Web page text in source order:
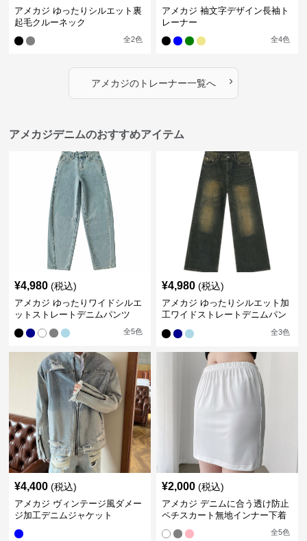
アメカジ ゆったりシルエット裏
起毛クルーネック
全2色
アメカジ 袖文字デザイン長袖ト
レーナー
全4色
アメカジのトレーナー一覧へ ›
アメカジデニムのおすすめアイテム
¥4,980 (税込)
アメカジ ゆったりワイドシルエ
ットストレートデニムパンツ
全5色
¥4,980 (税込)
アメカジ ゆったりシルエット加
工ワイドストレートデニムパン
全3色
¥4,400 (税込)
アメカジ ヴィンテージ風ダメー
ジ加工デニムジャケット
¥2,000 (税込)
アメカジ デニムに合う透け防止
ペチスカート無地インナー下着
全5色